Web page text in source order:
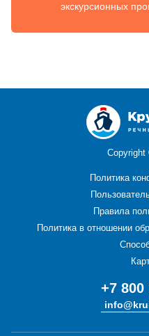
экскурсионных
Политика
Правила
Политика в отношении
+7 800